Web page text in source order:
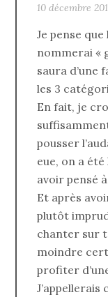
10 décembre
Je pense
nommerai «
saura d’une
les 3
En fait, je
pousser
eue, on a
avoir pensé
Et après
plutôt
chanter sur
moindre
profiter
J’appellerais